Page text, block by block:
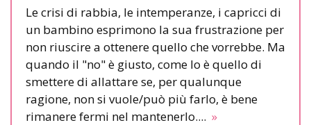
Le crisi di rabbia, le intemperanze, i capricci di
un bambino esprimono la sua frustrazione per
non riuscire a ottenere quello che vorrebbe. Ma
quando il "no" è giusto, come lo è quello di
smettere di allattare se, per qualunque
ragione, non si vuole/può più farlo, è bene
rimanere fermi nel mantenerlo.... »